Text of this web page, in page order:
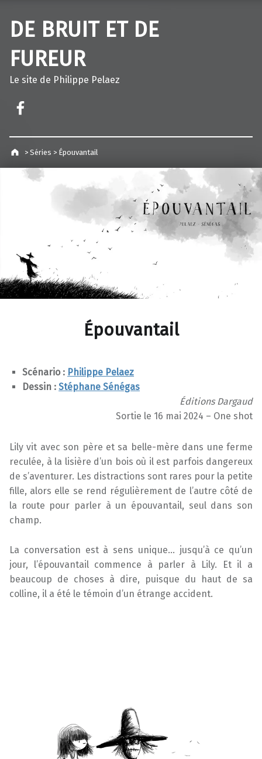
DE BRUIT ET DE
FUREUR
Le site de Philippe Pelaez
> Séries > Épouvantail
Épouvantail
Scénario : Philippe Pelaez
Dessin :Stéphane Sénégas
Éditions Dargaud
Sortie le 16 mai 2024 – One shot
Lily vit avec son père et sa belle-mère dans une ferme
reculée, à la lisière d’un bois où il est parfois dangereux
de s’aventurer. Les distractions sont rares pour la petite
fille, alors elle se rend régulièrement de l’autre côté de
la route pour parler à un épouvantail, seul dans son
champ.
La conversation est à sens unique… jusqu’à ce qu’un
jour, l’épouvantail commence à parler à Lily. Et il a
beaucoup de choses à dire, puisque du haut de sa
colline, il a été le témoin d’un étrange accident.